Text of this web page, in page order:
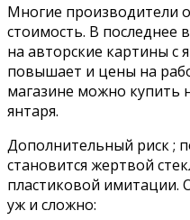
Многие производители
стоимость. В последнее
на авторские картины с
повышает и цены на
магазине можно купить
янтаря.
Дополнительный риск ;
становится жертвой
пластиковой имитации.
уж и сложно: